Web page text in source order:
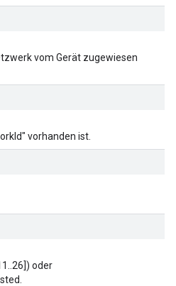
vom Gerät zugewiesen
vorhanden ist.
oder